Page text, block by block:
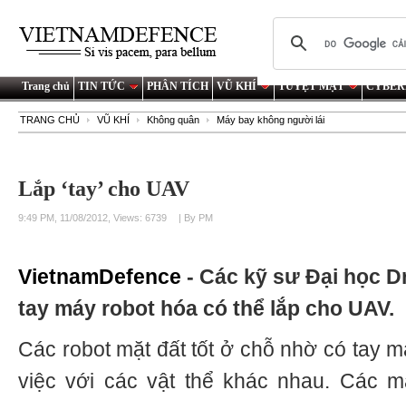
Trang chủ TIN TỨC PHÂN TÍCH VŨ KHÍ TUYỆT MẬT
TRANG CHỦ VŨ KHÍ Không quân Máy bay không người lái
Lắp ‘tay’ cho UAV
9:49 PM, 11/08/2012, Views: 6739 | By PM
VietnamDefence - Các kỹ sư Đại học
tay máy robot hóa có thể lắp cho UAV.
Các robot mặt đất tốt ở chỗ nhờ có tay
việc với các vật thể khác nhau. Các